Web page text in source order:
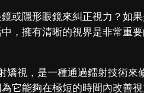
或隱形眼鏡來糾正視力？如
，擁有清晰的視界是非常重
矯視，是一種通過鐳射技術
它能夠在極短的時間內改善視